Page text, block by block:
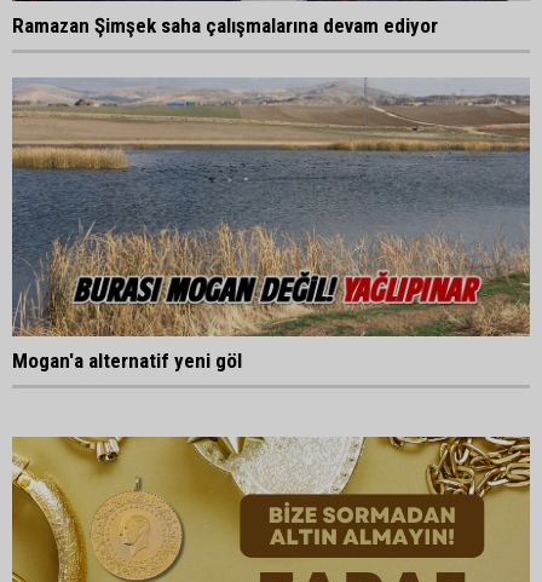
Ramazan Şimşek saha çalışmalarına devam ediyor
Mogan'a alternatif yeni göl